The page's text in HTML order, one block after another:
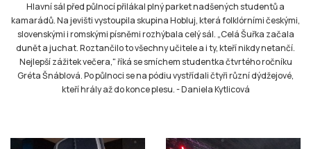
Hlavní sál před půlnocí přilákal plný parket nadšených studentů a
kamarádů. Na jevišti vystoupila skupina Hobluj, která folklórními českými,
slovenskými i romskými písněmi rozhýbala celý sál. „Celá Šuřka začala
dunět a juchat. Roztančilo to všechny učitele a i ty, kteří nikdy netančí.
Nejlepší zážitek večera," říká se smíchem studentka čtvrtého ročníku
Gréta Šnáblová. Po půlnoci se na pódiu vystřídali čtyři různí dýdžejové,
kteří hrály až do konce plesu.-Daniela Kytlicová